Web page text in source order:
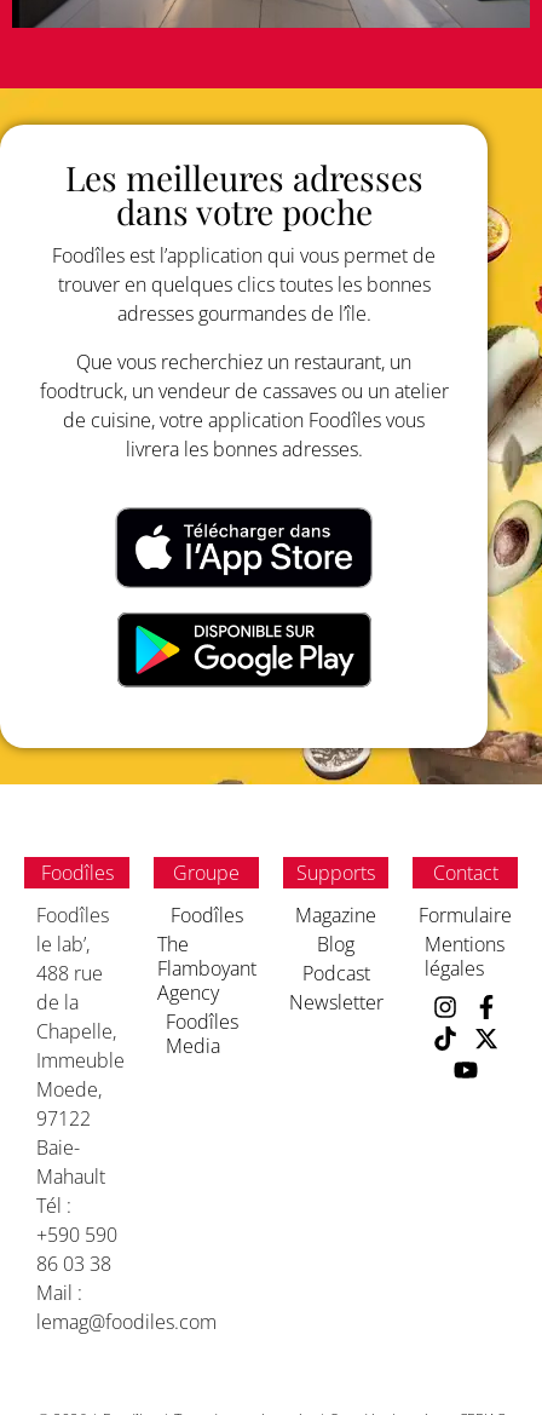
Les meilleures adresses
dans votre poche
Foodîles est l’application qui vous permet de
trouver en quelques clics toutes les bonnes
adresses gourmandes de l’île.
Que vous recherchiez un restaurant, un
foodtruck, un vendeur de cassaves ou un atelier
de cuisine, votre application Foodîles vous
livrera les bonnes adresses.
Foodîles
Foodîles
le lab’,
488 rue
de la
Chapelle,
Immeuble
Moede,
97122
Baie-
Mahault
Tél :
+590 590
86 03 38
Mail :
lemag@foodiles.com
Groupe
Foodîles
The
Flamboyant
Agency
Foodîles
Media
Supports
Magazine
Blog
Podcast
Newsletter
Contact
Formulaire
Mentions
légales